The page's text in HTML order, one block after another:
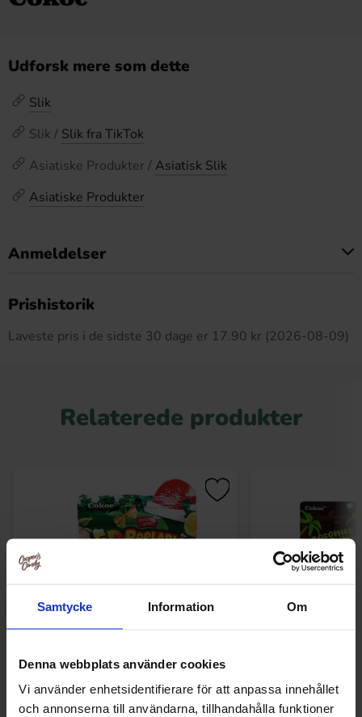
Samtycke Information Om
Denna webbplats använder cookies
Vi använder enhetsidentifierare för att anpassa innehållet
och annonserna till användarna, tillhandahålla funktioner
Udforsk mere som dette
Slik
Slik / Slik fra TikTok
Asiatiske Produkter / Asiatisk Slik
Asiatiske Produkter
Anmeldelser
Prishistorik
Laveste pris i de sidste 30 dage er 17.90 kr (2026-08-09)
Relaterede produkter
Christmas 60g
Cokoc
Flavor